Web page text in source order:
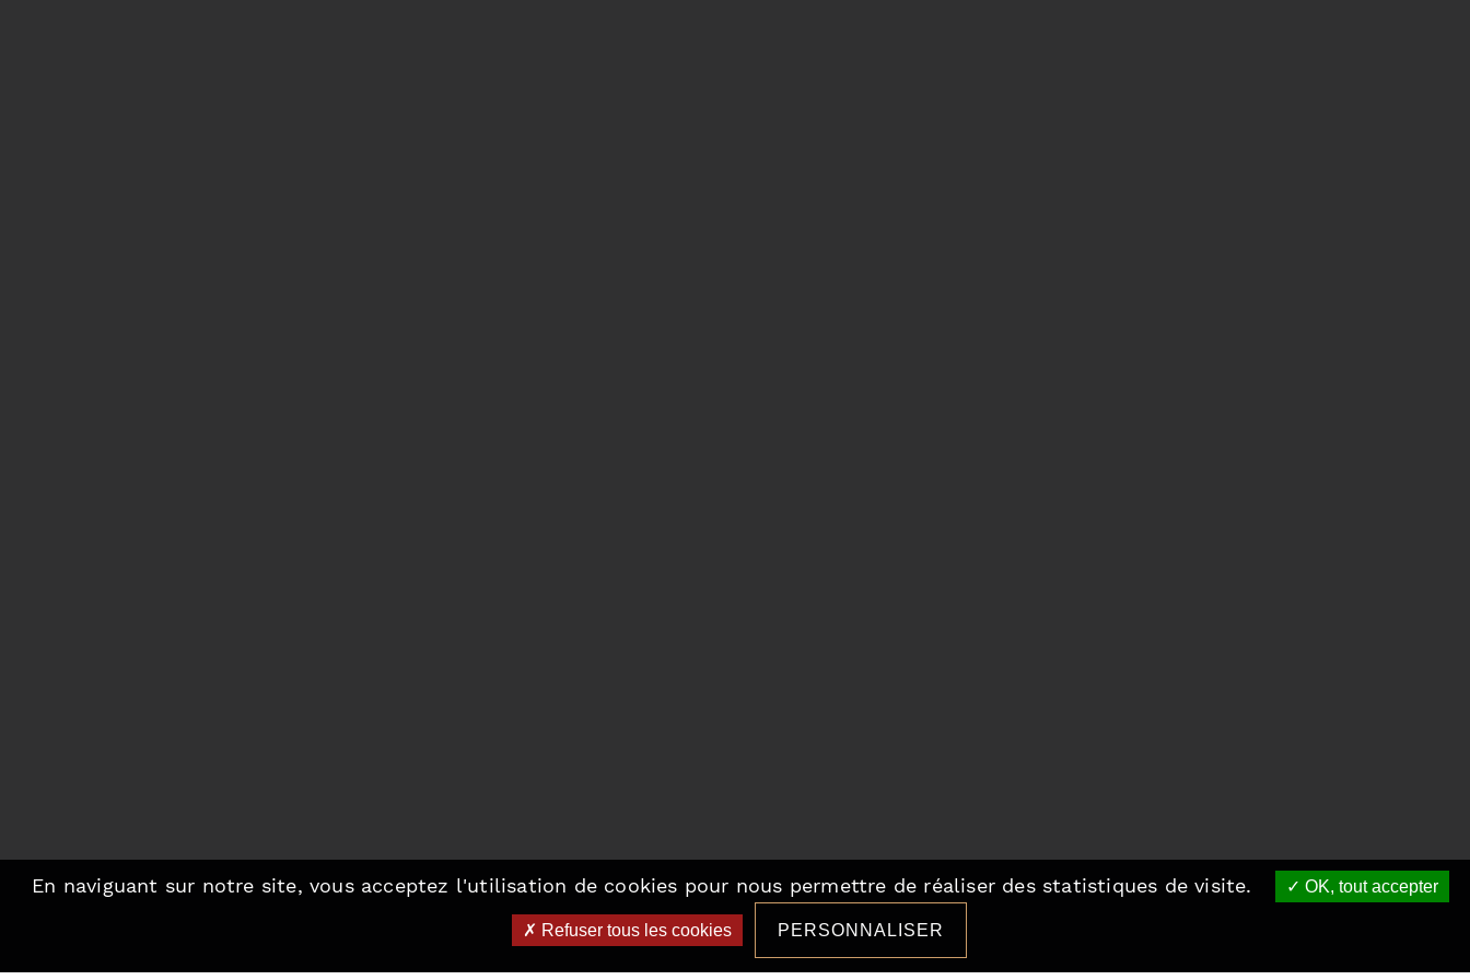
En naviguant sur notre site, vous acceptez l'utilisation de cookies pour nous permettre de réaliser des statistiques de visite. OK, tout accepter
Refuser tous les cookies PERSONNALISER